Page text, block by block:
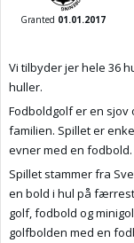
Granted 01.01.2017
Vi tilbyder jer hele 36
huller.
Fodboldgolf er en
familien. Spillet er
evner med en fodbold.
Spillet stammer fra
en bold i hul på
golf, fodbold og
golfbolden med en